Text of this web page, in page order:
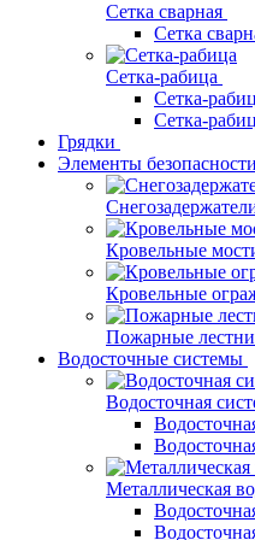
Сетка сварная
Сетка
Сетка-рабица
Сетка-
Сетка-
Грядки
Элементы
Кровельные
Кровельные
Пожарные
Водосточные системы
Водосточная
Металлическая